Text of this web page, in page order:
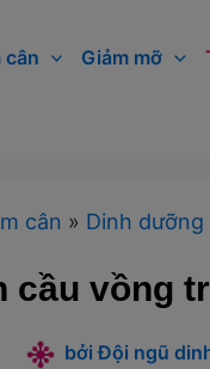
cân Giảm mỡ
cân Dinh dưỡng
cầu vồng
bởi Đội ngũ